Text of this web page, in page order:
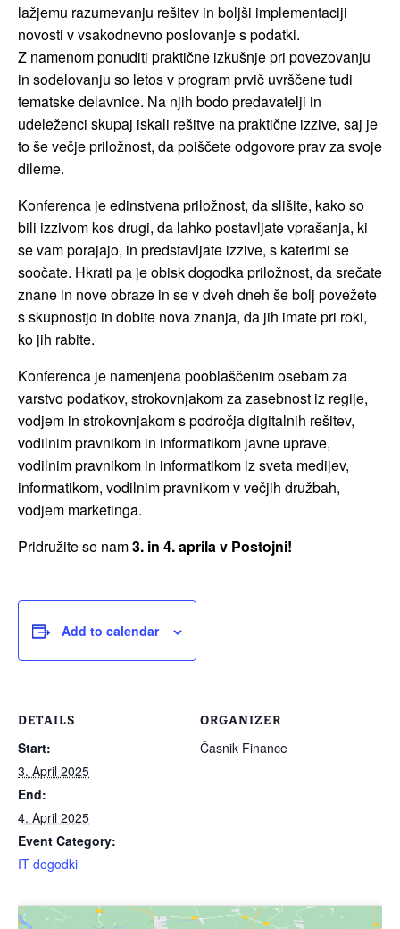
lažjemu razumevanju rešitev in boljši implementaciji
novosti v vsakodnevno poslovanje s podatki.
Z namenom ponuditi praktične izkušnje pri povezovanju
in sodelovanju so letos v program prvič uvrščene tudi
tematske delavnice. Na njih bodo predavatelji in
udeleženci skupaj iskali rešitve na praktične izzive, saj je
to še večje priložnost, da poiščete odgovore prav za svoje
dileme.
Konferenca je edinstvena priložnost, da slišite, kako so
bili izzivom kos drugi, da lahko postavljate vprašanja, ki
se vam porajajo, in predstavljate izzive, s katerimi se
soočate. Hkrati pa je obisk dogodka priložnost, da srečate
znane in nove obraze in se v dveh dneh še bolj povežete
s skupnostjo in dobite nova znanja, da jih imate pri roki,
ko jih rabite.
Konferenca je namenjena pooblaščenim osebam za
varstvo podatkov, strokovnjakom za zasebnost iz regije,
vodjem in strokovnjakom s področja digitalnih rešitev,
vodilnim pravnikom in informatikom javne uprave,
vodilnim pravnikom in informatikom iz sveta medijev,
informatikom, vodilnim pravnikom v večjih družbah,
vodjem marketinga.
Pridružite se nam3. in 4. aprila v Postojni!
Add to calendar
DETAILS
Start:
3. April 2025
End:
4. April 2025
Event Category:
IT dogodki
ORGANIZER
Časnik Finance